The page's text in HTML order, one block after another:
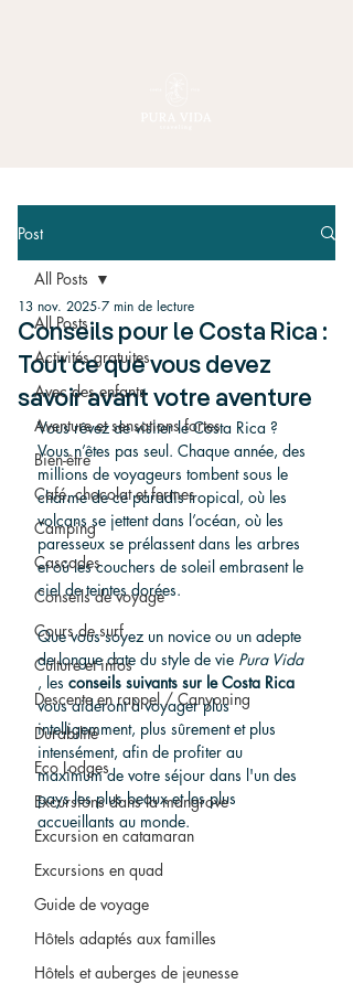
Post
All Posts
Activités gratuites
Avec des enfants
Aventure et sensations fortes
Bien-être
Café, chocolat et fermes
Camping
Cascades
Conseils de voyage
Cours de surf
Culture et infos
Descente en rappel / Canyoning
Durabilité
Eco Lodges
Excursions dans la mangrove
Excursion en catamaran
Excursions en quad
Guide de voyage
Hôtels adaptés aux familles
Hôtels et auberges de jeunesse
All Posts
Conseils pour le Costa Rica :
Tout ce que vous devez
savoir avant votre aventure
13 nov. 2025 7 min de lecture
Vous rêvez de visiter le Costa Rica ?
Vous n’êtes pas seul. Chaque année, des
millions de voyageurs tombent sous le
charme de ce paradis tropical, où les
volcans se jettent dans l’océan, où les
paresseux se prélassent dans les arbres
et où les couchers de soleil embrasent le
ciel de teintes dorées.
Que vous soyez un novice ou un adepte
de longue date du style de vie Pura Vida
, les conseils suivants sur le Costa Rica
vous aideront à voyager plus
intelligemment, plus sûrement et plus
intensément, afin de profiter au
maximum de votre séjour dans l'un des
pays les plus beaux et les plus
accueillants au monde.